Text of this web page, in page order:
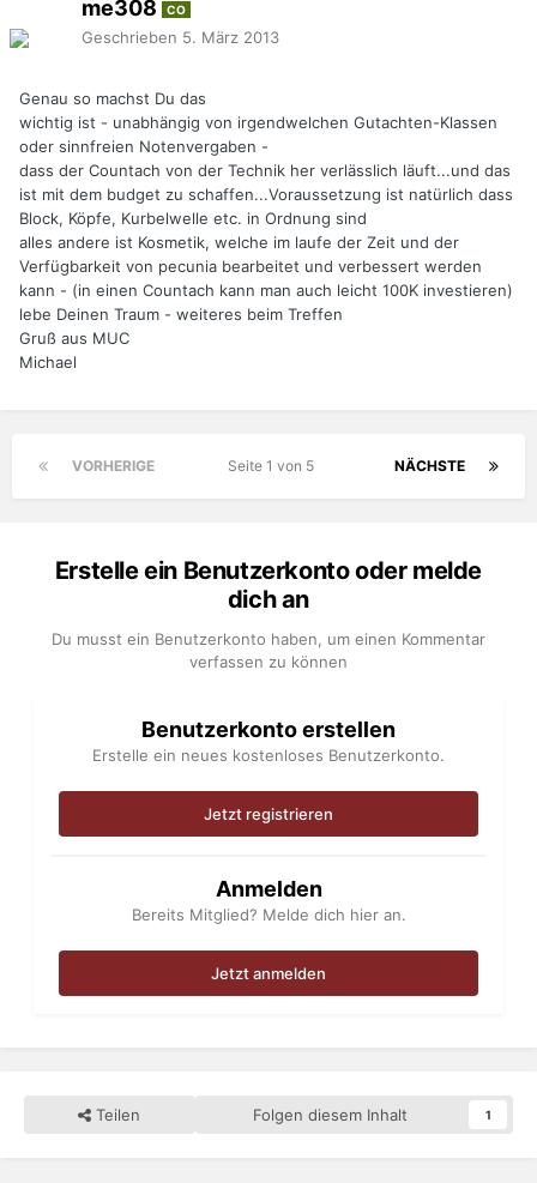
me308 CO
Geschrieben 5. März 2013
Genau so machst Du das
wichtig ist - unabhängig von irgendwelchen Gutachten-Klassen
oder sinnfreien Notenvergaben -
dass der Countach von der Technik her verlässlich läuft...und das
ist mit dem budget zu schaffen...Voraussetzung ist natürlich dass
Block, Köpfe, Kurbelwelle etc. in Ordnung sind
alles andere ist Kosmetik, welche im laufe der Zeit und der
Verfügbarkeit von pecunia bearbeitet und verbessert werden
kann - (in einen Countach kann man auch leicht 100K investieren)
lebe Deinen Traum - weiteres beim Treffen
Gruß aus MUC
Michael
VORHERIGE NÄCHSTE
Seite 1 von 5
Erstelle ein Benutzerkonto oder melde
dich an
Du musst ein Benutzerkonto haben, um einen Kommentar
verfassen zu können
Benutzerkonto erstellen
Erstelle ein neues kostenloses Benutzerkonto.
Jetzt registrieren
Anmelden
Bereits Mitglied? Melde dich hier an.
Jetzt anmelden
Teilen Folgen diesem Inhalt 1